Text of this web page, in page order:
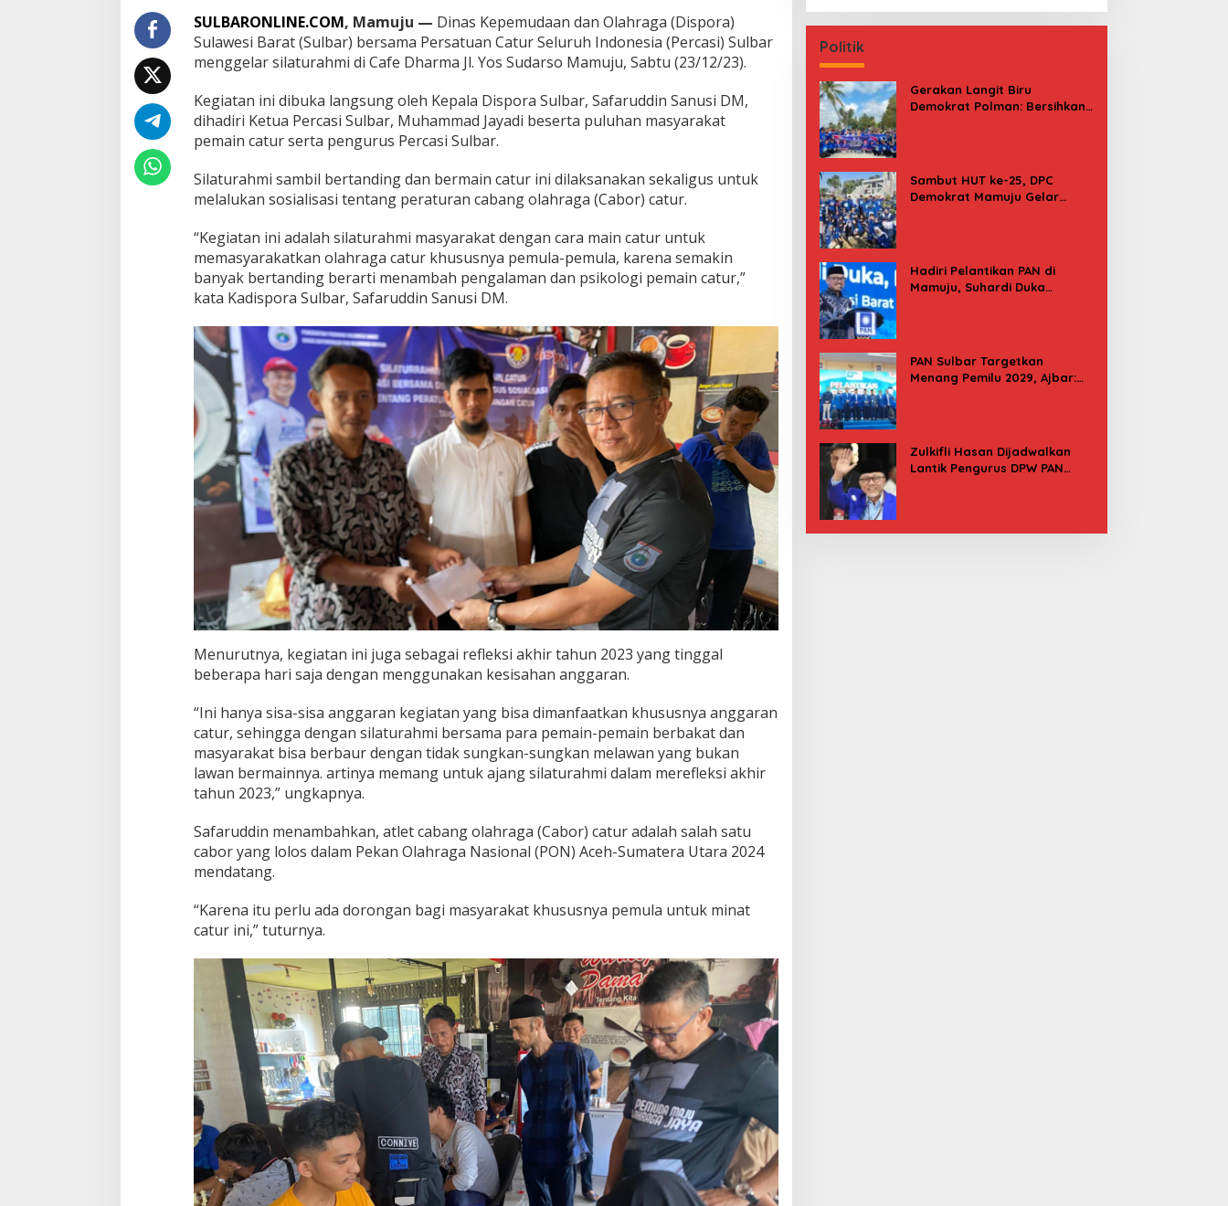
l
a
t
u
a
h
m
i
a
n
o
i
a
l
s
i
P
e
r
a
t
u
r
a
n
a
u
r
SULBARONLINE.COM, Mamuju — Dinas Kepemudaan dan Olahraga (Dispora)
Sulawesi Barat (Sulbar) bersama Persatuan Catur Seluruh Indonesia (Percasi) Sulbar
menggelar silaturahmi di Cafe Dharma Jl. Yos Sudarso Mamuju, Sabtu (23/12/23).
Kegiatan ini dibuka langsung oleh Kepala Dispora Sulbar, Safaruddin Sanusi DM,
dihadiri Ketua Percasi Sulbar, Muhammad Jayadi beserta puluhan masyarakat
pemain catur serta pengurus Percasi Sulbar.
Silaturahmi sambil bertanding dan bermain catur ini dilaksanakan sekaligus untuk
melalukan sosialisasi tentang peraturan cabang olahraga (Cabor) catur.
“Kegiatan ini adalah silaturahmi masyarakat dengan cara main catur untuk
memasyarakatkan olahraga catur khususnya pemula-pemula, karena semakin
banyak bertanding berarti menambah pengalaman dan psikologi pemain catur,”
kata Kadispora Sulbar, Safaruddin Sanusi DM.
Menurutnya, kegiatan ini juga sebagai refleksi akhir tahun 2023 yang tinggal
beberapa hari saja dengan menggunakan kesisahan anggaran.
“Ini hanya sisa-sisa anggaran kegiatan yang bisa dimanfaatkan khususnya anggaran
catur, sehingga dengan silaturahmi bersama para pemain-pemain berbakat dan
masyarakat bisa berbaur dengan tidak sungkan-sungkan melawan yang bukan
lawan bermainnya. artinya memang untuk ajang silaturahmi dalam merefleksi akhir
tahun 2023,” ungkapnya.
Safaruddin menambahkan, atlet cabang olahraga (Cabor) catur adalah salah satu
cabor yang lolos dalam Pekan Olahraga Nasional (PON) Aceh-Sumatera Utara 2024
mendatang.
“Karena itu perlu ada dorongan bagi masyarakat khususnya pemula untuk minat
catur ini,” tuturnya.
Politik
Gerakan Langit Biru
Demokrat Polman: Bersihkan
Sambut HUT ke-25, DPC
Demokrat Mamuju Gelar
Hadiri Pelantikan PAN di
Mamuju, Suhardi Duka
PAN Sulbar Targetkan
Menang Pemilu 2029, Ajbar:
Zulkifli Hasan Dijadwalkan
Lantik Pengurus DPW PAN